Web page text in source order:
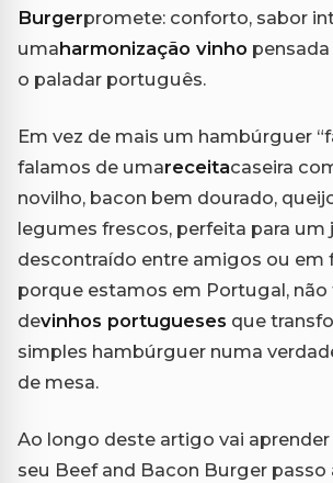
Burgerpromete: conforto, sabor
umaharmonização vinho
o paladar português.
Em vez de mais um hambúrguer
falamos de umareceitacaseira
novilho, bacon bem dourado,
legumes frescos, perfeita para um
descontraído entre amigos ou em
porque estamos em Portugal,
devinhos portugueses que
simples hambúrguer numa
de mesa.
Ao longo deste artigo vai aprender
seu Beef and Bacon Burger passo